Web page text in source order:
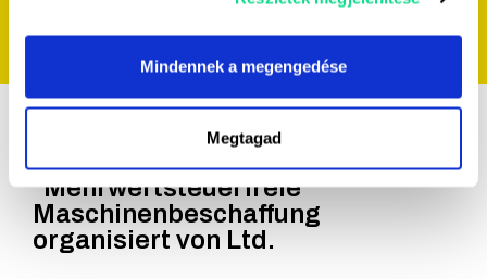
Mindennek a megengedése
Megtagad
Rufen Sie uns anunter +36 30 313 0760!
Gépközvetítő
"Mehrwertsteuerfreie"
Maschinenbeschaffung
organisiert von Ltd.